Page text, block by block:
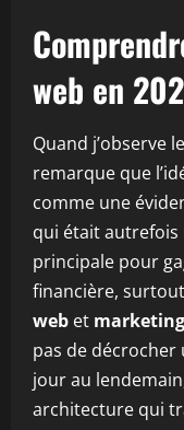
web en
Quand j’observe
remarque que
comme une
qui était autrefois
principale pour
financière,
web et
pas de
jour au
architecture qui